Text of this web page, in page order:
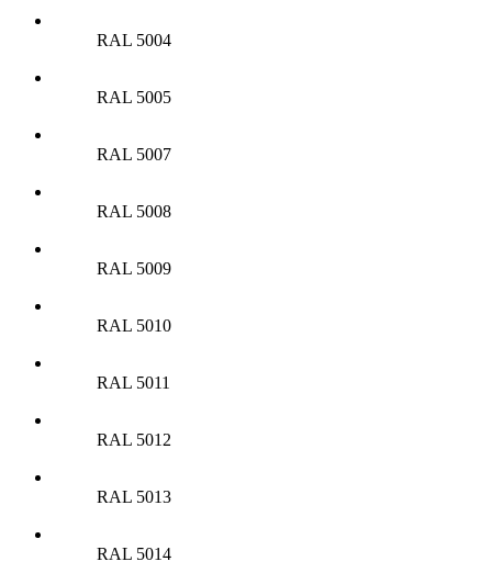
RAL 5004
RAL 5005
RAL 5007
RAL 5008
RAL 5009
RAL 5010
RAL 5011
RAL 5012
RAL 5013
RAL 5014